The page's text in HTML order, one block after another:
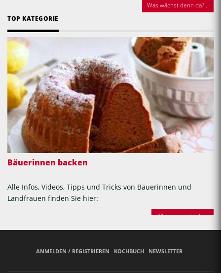
Was wächst denn da?...
TOP KATEGORIE
Bäuerinnen backen
Alle Infos, Videos, Tipps und Tricks von Bäuerinnen und
Landfrauen finden Sie hier:
Bäuerinnen backen
ANMELDEN / REGISTRIEREN KOCHBUCH NEWSLETTER